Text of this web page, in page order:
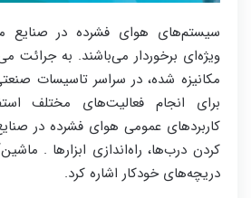
سیستم‌های هوای فشرده در صنایع
ویژه‌ای برخوردار می‌باشند. به جرائت
مکانیزه شده، در سراسر تاسیسات
برای انجام فعالیت‌های مختلف
کاربردهای عمومی هوای فشرده در
کردن درب‌ها، راه‌اندازی ابزارها .
دریچه‌های خودکار اشاره کرد.